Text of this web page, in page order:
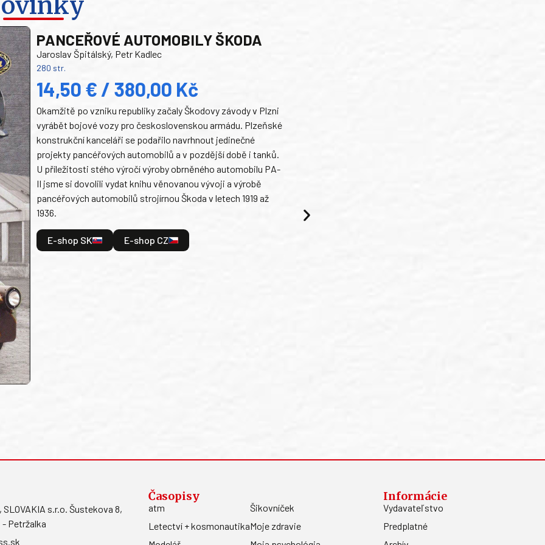
PANCEŘOVÉ AUTOMOBILY ŠKODA
Jaroslav Špitálský, Petr Kadlec
280 str.
14,50 € / 380,00 Kč
Okamžitě po vzniku republiky začaly Škodovy závody v Plzni
vyrábět bojové vozy pro československou armádu. Plzeňské
konstrukční kanceláři se podařilo navrhnout jedinečné
projekty pancéřových automobilů a v pozdější době i tanků.
U příležitosti stého výročí výroby obrněného automobilu PA-
II jsme si dovolili vydat knihu věnovanou vývoji a výrobě
pancéřových automobilů strojírnou Škoda v letech 1919 až
1936.
E-shop SK E-shop CZ
SLOVAKIA s.r.o. Šustekova 8,
- Petržalka
Časopisy
atm
Letectví + kosmonautika
Šikovníček
Moje zdravie
Informácie
Vydavateľstvo
Predplatné